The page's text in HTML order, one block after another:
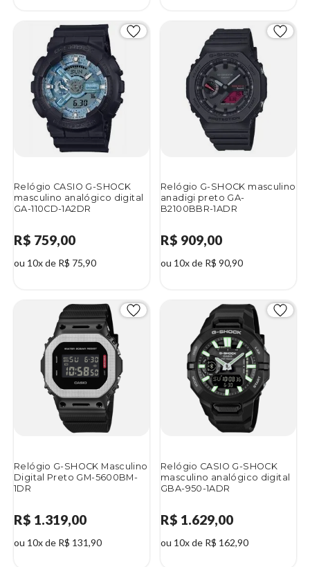
Relógio CASIO G-SHOCK
masculino analógico digital
GA-110CD-1A2DR
R$ 759,00
ou 10x de R$ 75,90
Relógio G-SHOCK masculino
anadigi preto GA-
B2100BBR-1ADR
R$ 909,00
ou 10x de R$ 90,90
Relógio G-SHOCK Masculino
Digital Preto GM-5600BM-
1DR
R$ 1.319,00
ou 10x de R$ 131,90
Relógio CASIO G-SHOCK
masculino analógico digital
GBA-950-1ADR
R$ 1.629,00
ou 10x de R$ 162,90